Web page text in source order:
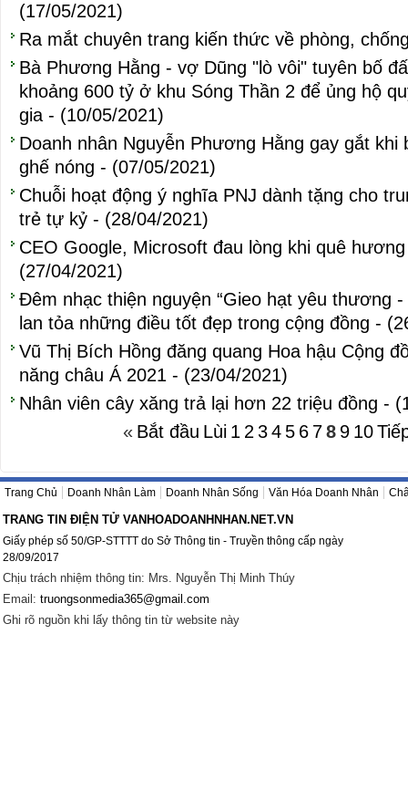
(17/05/2021)
Ra mắt chuyên trang kiến thức về phòng,
Bà Phương Hằng - vợ Dũng "lò vôi" tuyên bố
khoảng 600 tỷ ở khu Sóng Thần 2 để ủng hộ
gia - (10/05/2021)
Doanh nhân Nguyễn Phương Hằng gay gắt khi
ghế nóng - (07/05/2021)
Chuỗi hoạt động ý nghĩa PNJ dành tặng cho
trẻ tự kỷ - (28/04/2021)
CEO Google, Microsoft đau lòng khi quê
(27/04/2021)
Đêm nhạc thiện nguyện “Gieo hạt yêu thương
lan tỏa những điều tốt đẹp trong cộng đồng -
Vũ Thị Bích Hồng đăng quang Hoa hậu Cộng
năng châu Á 2021 - (23/04/2021)
Nhân viên cây xăng trả lại hơn 22 triệu đồng -
« Bắt đầu Lùi 1 2 34 5 6 78 9 10
Trang Chủ Doanh Nhân Làm Doanh Nhân Sống Văn Hóa Doanh Nhân
TRANG TIN ĐIỆN TỬ VANHOADOANHNHAN.NET.VN
Giấy phép số 50/GP-STTTT do Sở Thông tin - Truyền thông cấp ngày
28/09/2017
Chịu trách nhiệm thông tin: Mrs. Nguyễn Thị Minh Thúy
Email: truongsonmedia365@gmail.com
Ghi rõ nguồn khi lấy thông tin từ website này